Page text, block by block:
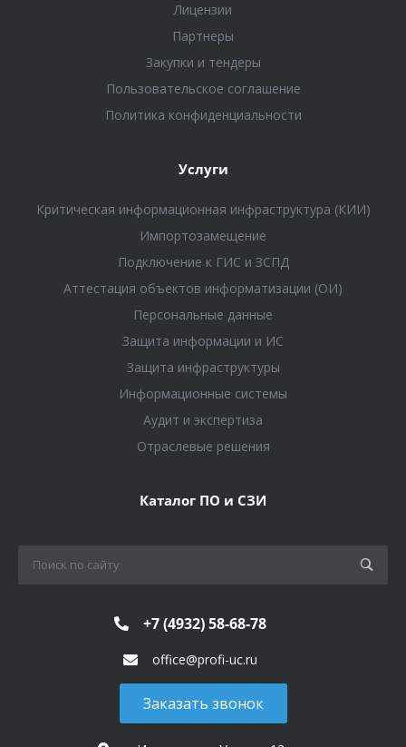
Лицензии
Партнеры
Закупки и тендеры
Пользовательское соглашение
Политика конфиденциальности
Услуги
Критическая информационная инфраструктура (КИИ)
Импортозамещение
Подключение к ГИС и ЗСПД
Аттестация объектов информатизации (ОИ)
Персональные данные
Защита информации и ИС
Защита инфраструктуры
Информационные системы
Аудит и экспертиза
Отраслевые решения
Каталог ПО и СЗИ
+7 (4932) 58-68-78
office@profi-uc.ru
Заказать звонок